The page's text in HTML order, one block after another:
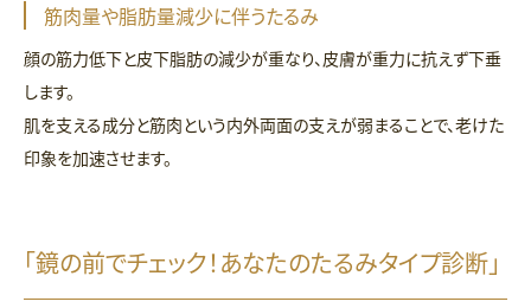
筋肉量や脂肪量減少に伴うたるみ
顔の筋力低下と皮下脂肪の減少が重なり、皮膚が重力に抗えず下垂
します。
肌を支える成分と筋肉という内外両面の支えが弱まることで、老けた
印象を加速させます。
「鏡の前でチェック！あなたのたるみタイプ診断」